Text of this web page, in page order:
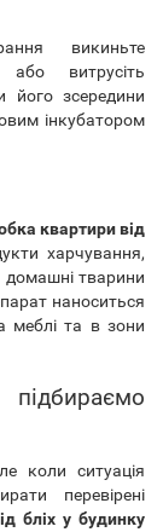
викиньте
витрусіть
його зсередини
інкубатором
квартири від
харчування,
тварини
наноситься
меблі та в зони
коли ситуація
перевірені
бліх у будинку